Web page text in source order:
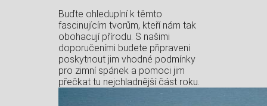
Buďte ohleduplní k těmto
fascinujícím tvorům, kteří nám tak
obohacují přírodu. S našimi
doporučeními budete připraveni
poskytnout jim vhodné podmínky
pro zimní spánek a pomoci jim
přečkat tu nejchladnější část roku.